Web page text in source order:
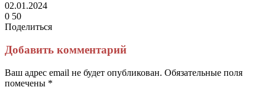
02.01.2024
0 50
Поделиться
через
электронную
почту
Добавить комментарий
Ваш адрес email не будет опубликован. Обязательные поля
помечены *